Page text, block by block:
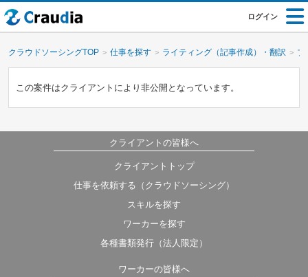
ログイン
クラウドソーシングTOP 仕事を探す ライティング（記事作成）・翻訳 ブ
この案件はクライアントにより非公開となっています。
クライアントの皆様へ
クライアントトップ
仕事を依頼する（クラウドソーシング）
スキルを探す
ワーカーを探す
各種書類発行（法人限定）
ワーカーの皆様へ